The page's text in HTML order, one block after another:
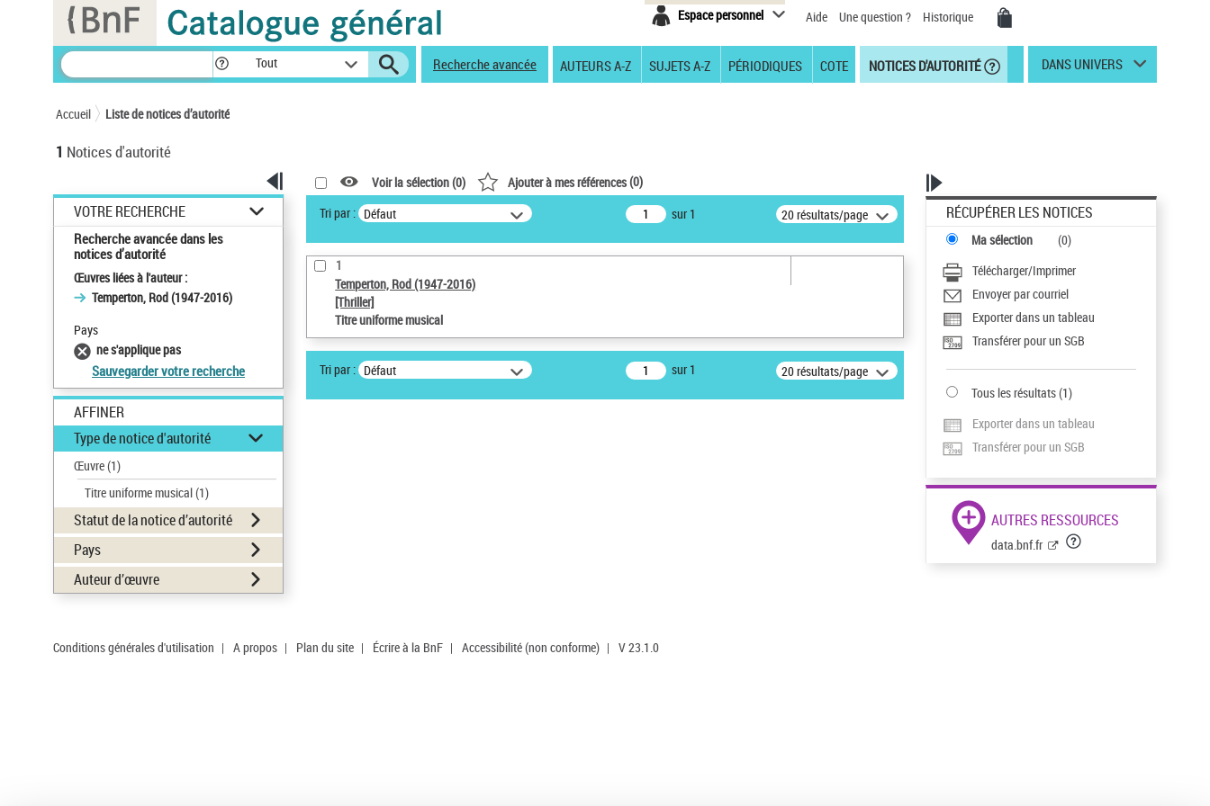
Espace personnel Aide Une question ? Historique
Tout Recherche avancée AUTEURS A-Z SUJETS A-Z PÉRIODIQUES COTE NOTICES D'AUTORITÉ DANS UNIVERS
Accueil Liste de notices d’autorité
1 Notices d'autorité
VOTRE RECHERCHE
Recherche avancée dans les
notices d’autorité
Œuvres liées à l'auteur :
Temperton, Rod (1947-2016)
Pays
ne s'applique pas
Sauvegarder votre recherche
AFFINER
Type de notice d'autorité
Œuvre(1)
Titre uniforme musical(1)
Statut de la notice d’autorité
Pays
Auteur d’œuvre
Voir la sélection (0) Ajouter à mes références(0)
Tri par : Défaut sur 1 20 résultats/page
1
Temperton, Rod (1947-2016)
[Thriller]
Titre uniforme musical
Tri par : Défaut sur 1 20 résultats/page
RÉCUPÉRER LES NOTICES
Ma sélection (0)
Télécharger/Imprimer
Envoyer par courriel
Exporter dans un tableau
Transférer pour un SGB
Tous les résultats(1)
Exporter dans un tableau
Transférer pour un SGB
AUTRES RESSOURCES
data.bnf.fr
Conditions générales d'utilisation | A propos | Plan du site | Écrire à la BnF | Accessibilité (non conforme) | V 23.1.0
Panneau de gestion des cookies